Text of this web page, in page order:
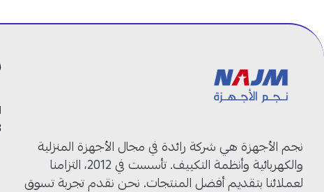
اللون:أسود ورمادي
المحرك:محرك قوي وفعال
التحكم:مفاتيح مرنة وسهلة الاستخدام
التجفيف:حوض إضافي للتجفيف
الإضافات:
خرطوم تصريف
مدخل مياه
نجم الأجهزة هي شركة رائدة في مجال الأجهزة المنزلية
والكهربائية وأنظمة التكييف. تأسست في 2012، التزامنا
لعملائنا بتقديم أفضل المنتجات. نحن نقدم تجربة تسوق